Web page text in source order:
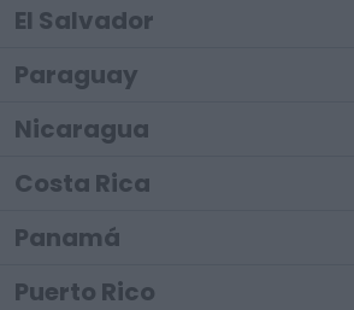
El Salvador
Paraguay
Nicaragua
Costa Rica
Panamá
Puerto Rico